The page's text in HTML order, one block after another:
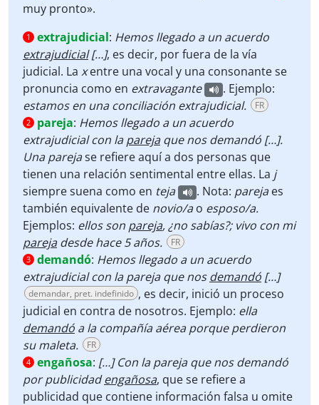
muy pronto».
1 extrajudicial: Hemos llegado a un acuerdo
extrajudicial[…], es decir, por fuera de la vía
judicial. La xentre una vocal y una consonante se
pronuncia como en extravagante
. Ejemplo:
estamos en una conciliación extrajudicial.
FR
2 pareja: Hemos llegado a un acuerdo
extrajudicial con laparejaque nos demandó […].
Una parejase refiere aquí a dos personas que
tienen una relación sentimental entre ellas. La j
siempre suena como en teja . Nota: parejaes
también equivalente de novio/ao esposo/a.
Ejemplos: ellos son pareja, ¿no sabías?; vivo con mi
parejadesde hace 5 años. FR
3 demandó: Hemos llegado a un acuerdo
extrajudicial con la pareja que nosdemandó […]
demandar, pret. indefinido , es decir, inició un proceso
judicial en contra de nosotros. Ejemplo: ella
demandó a la compañía aérea porque perdieron
su maleta.
FR
4 engañosa: […] Con la pareja que nos demandó
por publicidadengañosa, que se refiere a
publicidad que contiene información falsa u omite